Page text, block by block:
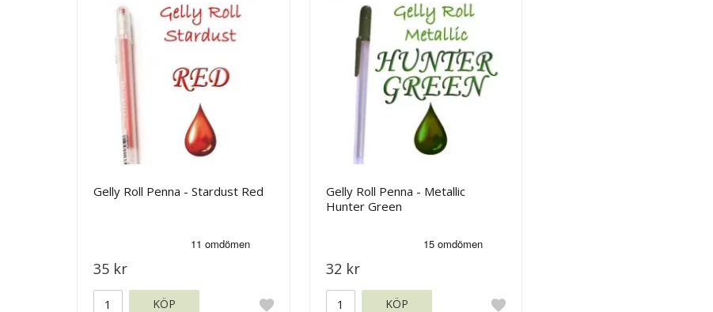
Gelly Roll Penna - Stardust Red
35 kr
KÖP
Gelly Roll Penna - Metallic
Hunter Green
32 kr
KÖP